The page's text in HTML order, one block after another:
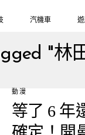
汽機車
"林
動漫
等了 6 年